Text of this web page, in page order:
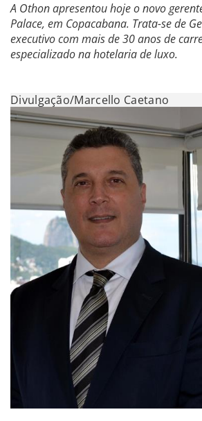
A Othon apresentou hoje o novo
Palace, em Copacabana. Trata-se de
executivo com mais de 30 anos de
especializado na hotelaria de luxo.
Divulgação/Marcello Caetano